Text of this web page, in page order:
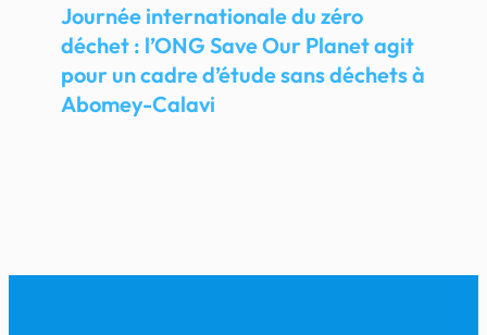
Journée internationale du zéro
déchet : l’ONG Save Our Planet agit
pour un cadre d’étude sans déchets à
Abomey-Calavi